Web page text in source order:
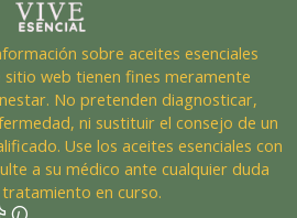
sobre aceites esenciales
web tienen fines meramente
No pretenden diagnosticar,
ni sustituir el consejo de un
Use los aceites esenciales con
a su médico ante cualquier duda
tratamiento en curso.